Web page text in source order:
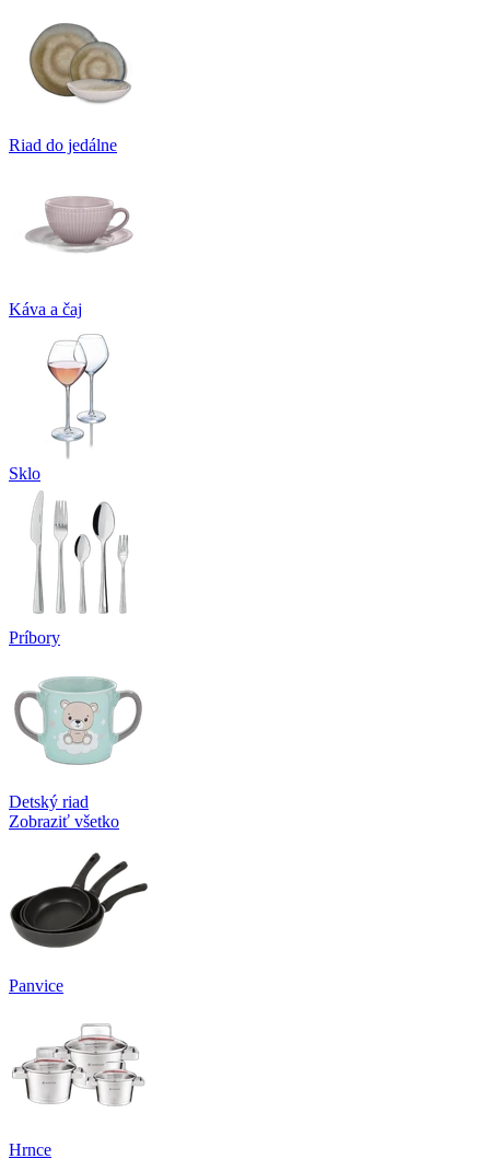
Riad do jedálne
Káva a čaj
Sklo
Príbory
Detský riad
Zobraziť všetko
Panvice
Hrnce